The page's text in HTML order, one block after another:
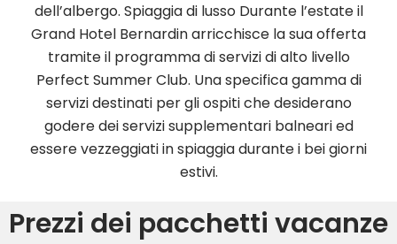
dell’albergo. Spiaggia di lusso Durante l’estate il
Grand Hotel Bernardin arricchisce la sua offerta
tramite il programma di servizi di alto livello
Perfect Summer Club. Una specifica gamma di
servizi destinati per gli ospiti che desiderano
godere dei servizi supplementari balneari ed
essere vezzeggiati in spiaggia durante i bei giorni
estivi.
Prezzi dei pacchetti vacanze